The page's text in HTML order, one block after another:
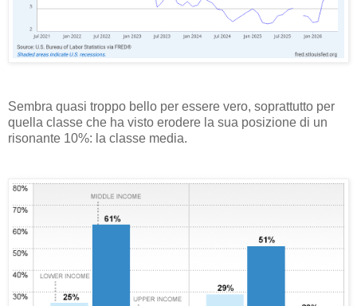
Sembra quasi troppo bello per essere vero, soprattutto per
quella classe che ha visto erodere la sua posizione di un
risonante 10%: la classe media.